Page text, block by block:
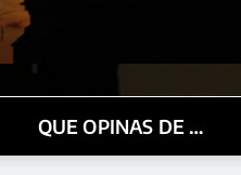
QUE OPINAS DE …